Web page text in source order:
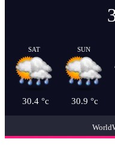
SAT
30.4°c
SUN
30.9 °c